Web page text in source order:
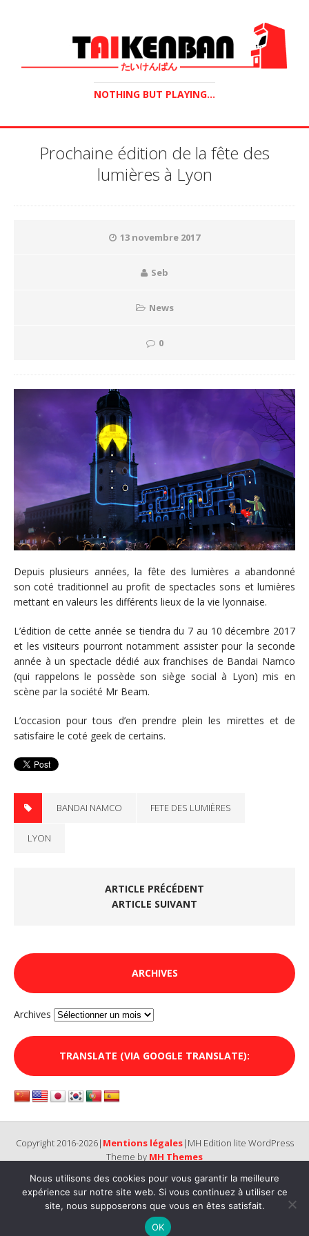
NOTHING BUT PLAYING...
Prochaine édition de la fête des
lumières à Lyon
13 novembre 2017
Seb
News
0
Depuis plusieurs années, la fête des lumières a abandonné
son coté traditionnel au profit de spectacles sons et lumières
mettant en valeurs les différents lieux de la vie lyonnaise.
L’édition de cette année se tiendra du 7 au 10 décembre 2017
et les visiteurs pourront notamment assister pour la seconde
année à un spectacle dédié aux franchises de Bandai Namco
(qui rappelons le possède son siège social à Lyon) mis en
scène par la société Mr Beam.
L’occasion pour tous d’en prendre plein les mirettes et de
satisfaire le coté geek de certains.
BANDAI NAMCO FETE DES LUMIÈRES
LYON
ARTICLE PRÉCÉDENT
ARTICLE SUIVANT
ARCHIVES
Archives
TRANSLATE (VIA GOOGLE TRANSLATE):
Copyright 2016-2026| Mentions légales|MH Edition lite WordPress
Theme by MH Themes
Nous utilisons des cookies pour vous garantir la meilleure
expérience sur notre site web. Si vous continuez à utiliser ce
site, nous supposerons que vous en êtes satisfait.
OK